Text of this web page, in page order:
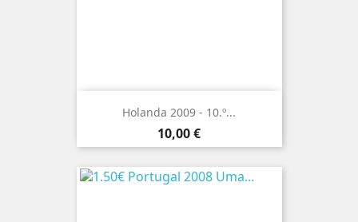
Holanda 2009 - 10.º...
Preço
10,00 €